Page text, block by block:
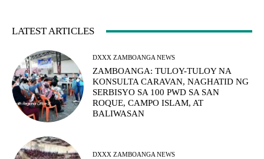
LATEST ARTICLES
DXXX ZAMBOANGA NEWS
ZAMBOANGA: TULOY-TULOY NA
KONSULTA CARAVAN, NAGHATID NG
SERBISYO SA 100 PWD SA SAN
ROQUE, CAMPO ISLAM, AT
BALIWASAN
DXXX ZAMBOANGA NEWS